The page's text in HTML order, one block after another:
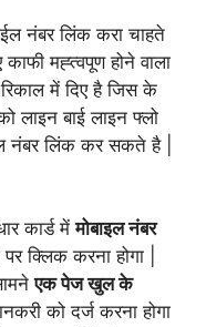
नंबर लिंक करा चाहते
मह्त्वपूण होने वाला
में दिए है जिस के
लाइन बाई लाइन फ्लो
नंबर लिंक कर सकते है |
कार्ड मेंमोबाइल नंबर
क्लिक करना होगा |
एक पेज खुल के
को दर्ज करना होगा